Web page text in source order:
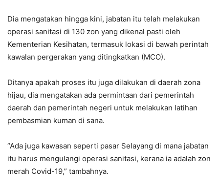
Dia mengatakan hingga kini, jabatan itu telah melakukan
operasi sanitasi di 130 zon yang dikenal pasti oleh
Kementerian Kesihatan, termasuk lokasi di bawah perintah
kawalan pergerakan yang ditingkatkan (MCO).
Ditanya apakah proses itu juga dilakukan di daerah zona
hijau, dia mengatakan ada permintaan dari pemerintah
daerah dan pemerintah negeri untuk melakukan latihan
pembasmian kuman di sana.
“Ada juga kawasan seperti pasar Selayang di mana jabatan
itu harus mengulangi operasi sanitasi, kerana ia adalah zon
merah Covid-19,” tambahnya.